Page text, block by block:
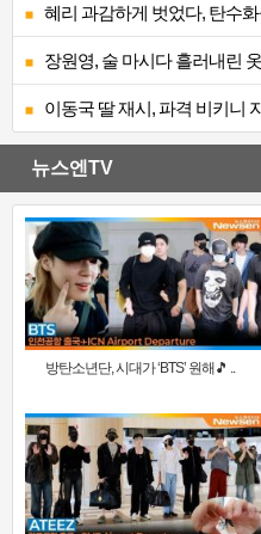
혜리 과감하게 벗었다, 탄수
장원영, 술 마시다 흘러내린
이동국 딸 재시, 파격 비키니
뉴스엔TV
방탄소년단, 시대가 ‘BTS’ 원해🎵 ..